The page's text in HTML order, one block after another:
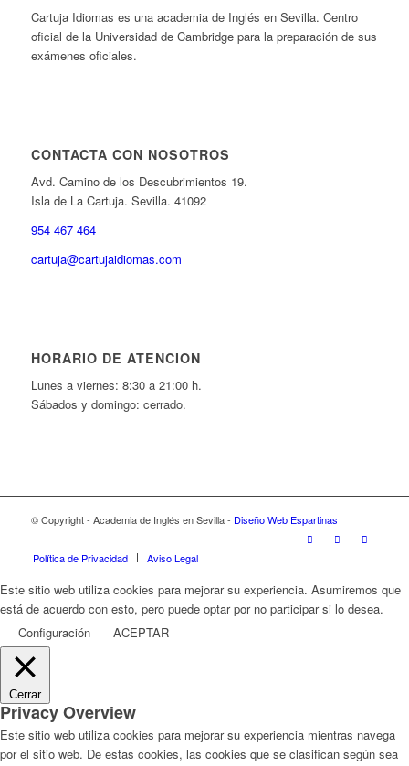
Cartuja Idiomas es una academia de Inglés en Sevilla. Centro
oficial de la Universidad de Cambridge para la preparación de sus
exámenes oficiales.
CONTACTA CON NOSOTROS
Avd. Camino de los Descubrimientos 19.
Isla de La Cartuja. Sevilla. 41092
954 467 464
cartuja@cartujaidiomas.com
HORARIO DE ATENCIÓN
Lunes a viernes: 8:30 a 21:00 h.
Sábados y domingo: cerrado.
© Copyright - Academia de Inglés en Sevilla - Diseño Web Espartinas
Política de Privacidad Aviso Legal
Este sitio web utiliza cookies para mejorar su experiencia. Asumiremos que
está de acuerdo con esto, pero puede optar por no participar si lo desea.
Configuración
ACEPTAR
Cerrar
Privacy Overview
Este sitio web utiliza cookies para mejorar su experiencia mientras navega
por el sitio web. De estas cookies, las cookies que se clasifican según sea